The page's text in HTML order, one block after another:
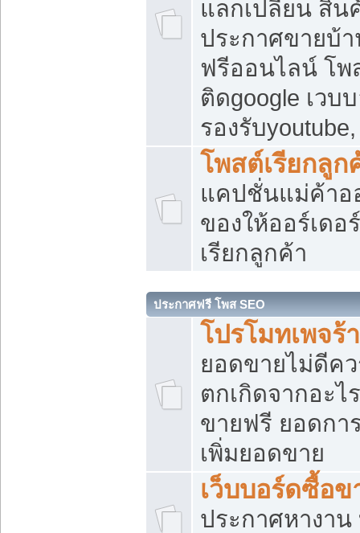
แลกเปลี่ยน สิน
ประกาศขายบ้
ฟรีออนไลน์ โพ
ติดgoogle เวบ
รองรับ
โพสต์เรียกลูก
แคปชั่นแม่ค้าอ
ของให้ออร์เดอ
เรียกลูกค้า
ประกาศฟรี โพส SEO
โปรโมทเพจร้
ยอดขายไม่ดีค
ตกเกิดจากอะไ
ขายฟรี ยอดกา
เพิ่มยอดขาย
เว็บบอร์ดซื้อข
ประกาศหางาน